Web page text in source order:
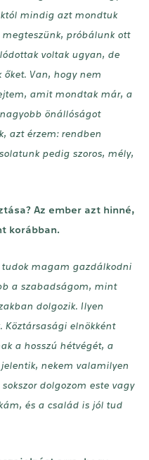
mindig azt mondtuk
próbálunk ott
voltak ugyan, de
Van, hogy nem
amit mondtak már, a
önállóságot
azt érzem: rendben
pedig szoros, mély,
Az ember azt hinné,
korábban.
magam gazdálkodni
a szabadságom, mint
dolgozik. Ilyen
Köztársasági elnökként
a hosszú hétvégét, a
nekem valamilyen
dolgozom este vagy
és a család is jól tud